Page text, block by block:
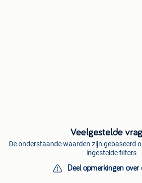
Veelgestelde
De onderstaande waarden zijn gebaseerd
ingestelde filters
Deel opmerkingen over